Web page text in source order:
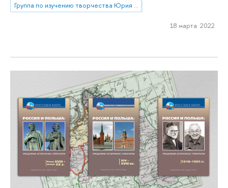
Группа по изучению творчества Юрия Любимова и режиссерского театра XX-XXI вв.
18 марта 2022